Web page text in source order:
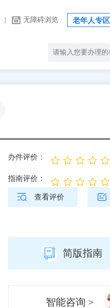
无障碍浏览 老年人专区
办件评价：
指南评价：
查看评价
简版指南
智能咨询 >